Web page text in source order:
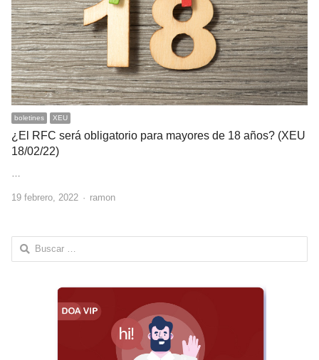
boletines XEU
¿El RFC será obligatorio para mayores de 18 años? (XEU
18/02/22)
19 febrero, 2022 Author
ramon
Buscar: